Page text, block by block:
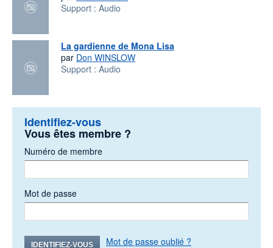
Support : Audio
La gardienne de Mona Lisa
par Don WINSLOW
Support : Audio
Identifiez-vous
Vous êtes membre ?
Numéro de membre
Mot de passe
IDENTIFIEZ-VOUS Mot de passe oublié ?